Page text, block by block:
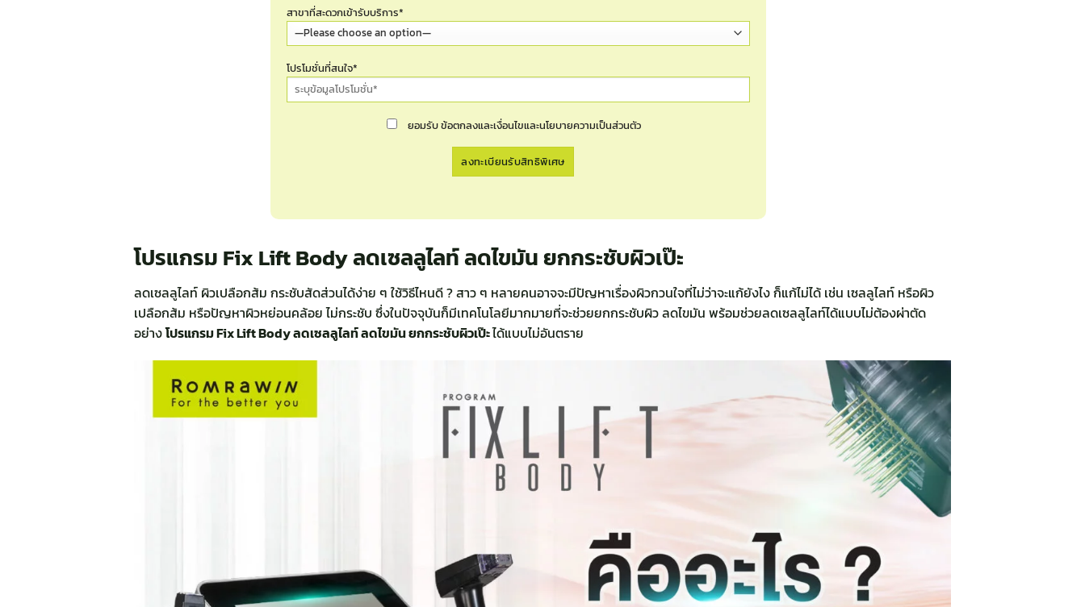
สาขาที่สะดวกเข้ารับบริการ*
โปรโมชั่นที่สนใจ*
ยอมรับ ข้อตกลงและเงื่อนไขและนโยบายความเป็นส่วนตัว
โปรแกรม Fix Lift Body ลดเซลลูไลท์ ลดไขมัน ยกกระชับผิวเป๊ะ
ลดเซลลูไลท์ ผิวเปลือกส้ม กระชับสัดส่วนได้ง่าย ๆ ใช้วิธีไหนดี ? สาว ๆ หลายคนอาจจะมีปัญหาเรื่องผิวกวนใจที่ไม่ว่าจะแก้ยังไง ก็แก้ไม่ได้ เช่น เซลลูไลท์ หรือผิว
เปลือกส้ม หรือปัญหาผิวหย่อนคล้อย ไม่กระชับ ซึ่งในปัจจุบันก็มีเทคโนโลยีมากมายที่จะช่วยยกกระชับผิว ลดไขมัน พร้อมช่วยลดเซลลูไลท์ได้แบบไม่ต้องผ่าตัด
อย่างโปรแกรม Fix Lift Body ลดเซลลูไลท์ ลดไขมัน ยกกระชับผิวเป๊ะได้แบบไม่อันตราย